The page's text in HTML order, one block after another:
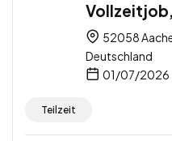
52058
Deutschland
01/07/2026
Teilzeit